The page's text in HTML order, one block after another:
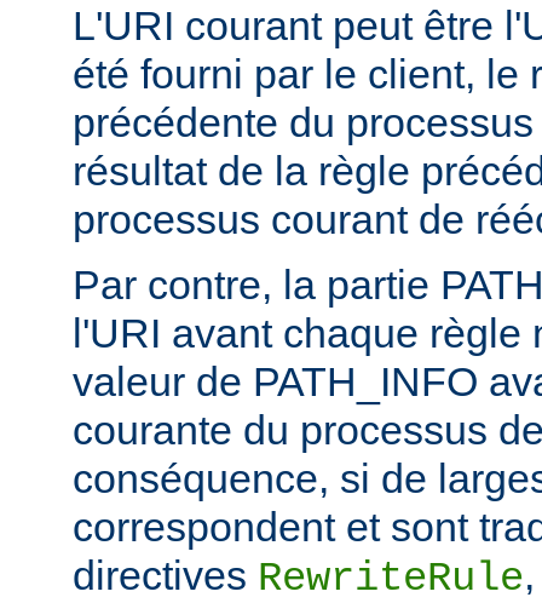
L'URI courant peut être
été fourni par le client, le
précédente du
résultat de la règle
processus courant de
Par contre, la partie
l'URI avant chaque règle
valeur de PATH_INFO
courante du processus
conséquence, si de
correspondent et sont
directives RewriteRule